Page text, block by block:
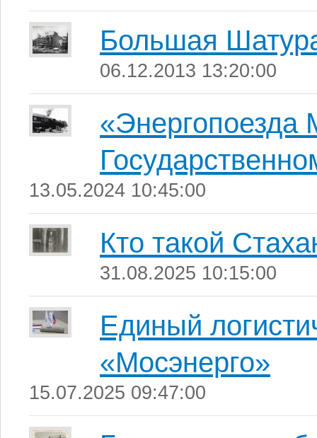
Большая
06.12.2013 13:20:00
«Энергопоезда
13.05.2024 10:45:00
Кто такой
31.08.2025 10:15:00
Единый
«Мосэнерго»
15.07.2025 09:47:00